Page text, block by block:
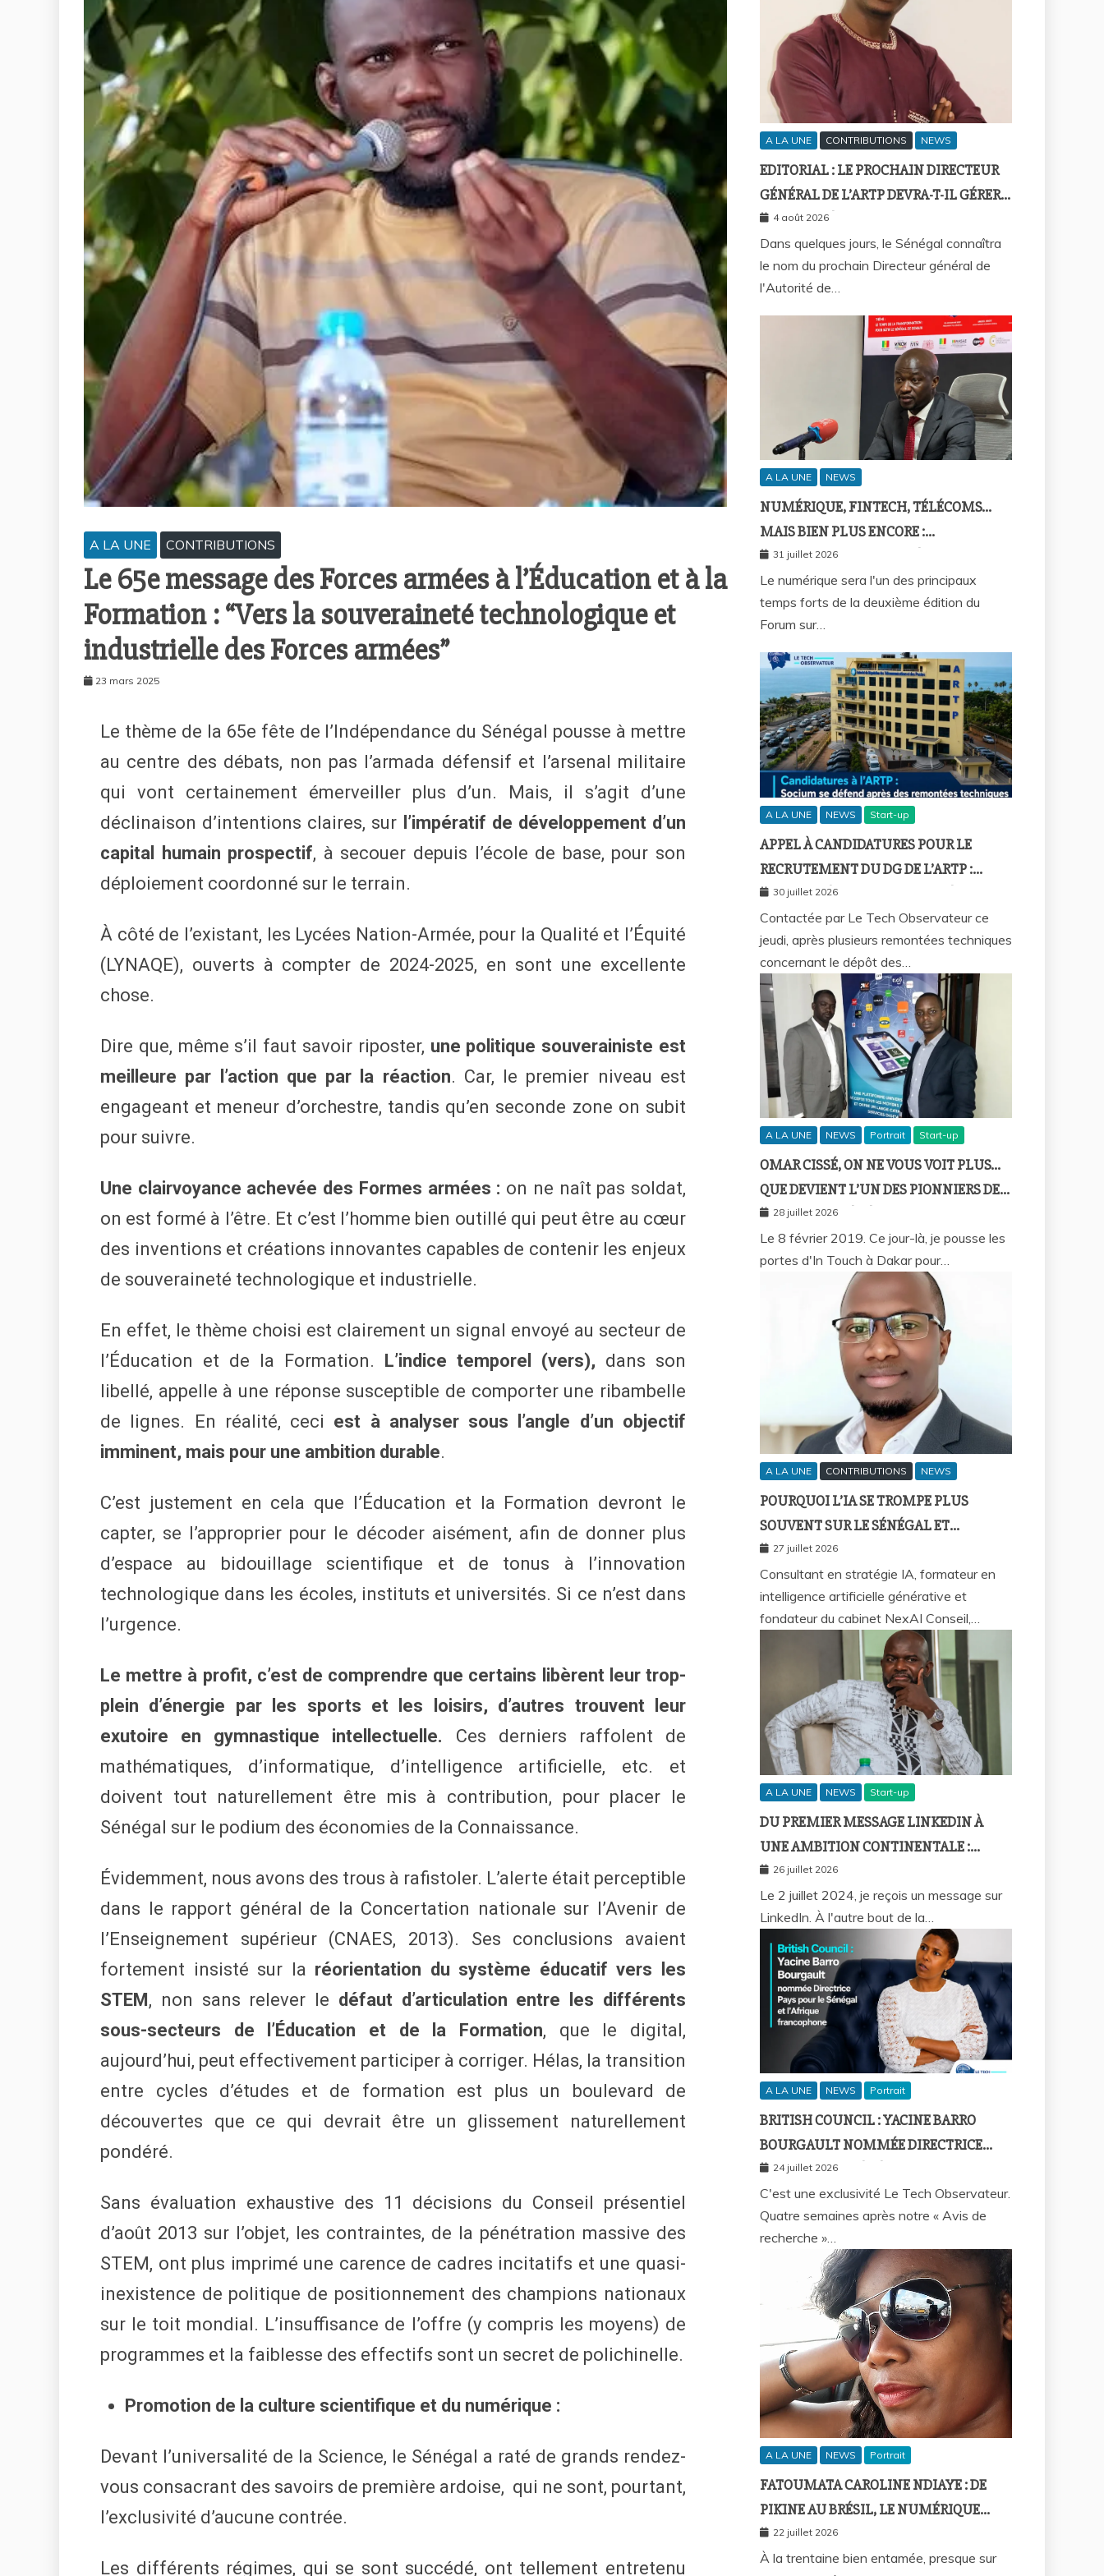
A LA UNE CONTRIBUTIONS
Le 65e message des Forces armées à l’Éducation et à la
Formation : “Vers la souveraineté technologique et
industrielle des Forces armées”
23 mars 2025
Le thème de la 65e fête de l’Indépendance du Sénégal pousse à mettre
au centre des débats, non pas l’armada défensif et l’arsenal militaire
qui vont certainement émerveiller plus d’un. Mais, il s’agit d’une
déclinaison d’intentions claires, sur l’impératif de développement d’un
capital humain prospectif, à secouer depuis l’école de base, pour son
déploiement coordonné sur le terrain.
À côté de l’existant, les Lycées Nation-Armée, pour la Qualité et l’Équité
(LYNAQE), ouverts à compter de 2024-2025, en sont une excellente
chose.
Dire que, même s’il faut savoir riposter, une politique souverainiste est
meilleure par l’action que par la réaction. Car, le premier niveau est
engageant et meneur d’orchestre, tandis qu’en seconde zone on subit
pour suivre.
Une clairvoyance achevée des Formes armées : on ne naît pas soldat,
on est formé à l’être. Et c’est l’homme bien outillé qui peut être au cœur
des inventions et créations innovantes capables de contenir les enjeux
de souveraineté technologique et industrielle.
En effet, le thème choisi est clairement un signal envoyé au secteur de
l’Éducation et de la Formation. L’indice temporel (vers), dans son
libellé, appelle à une réponse susceptible de comporter une ribambelle
de lignes. En réalité, ceci est à analyser sous l’angle d’un objectif
imminent, mais pour une ambition durable.
C’est justement en cela que l’Éducation et la Formation devront le
capter, se l’approprier pour le décoder aisément, afin de donner plus
d’espace au bidouillage scientifique et de tonus à l’innovation
technologique dans les écoles, instituts et universités. Si ce n’est dans
l’urgence.
Le mettre à profit, c’est de comprendre que certains libèrent leur trop-
plein d’énergie par les sports et les loisirs, d’autres trouvent leur
exutoire en gymnastique intellectuelle. Ces derniers raffolent de
mathématiques, d’informatique, d’intelligence artificielle, etc. et
doivent tout naturellement être mis à contribution, pour placer le
Sénégal sur le podium des économies de la Connaissance.
Évidemment, nous avons des trous à rafistoler. L’alerte était perceptible
dans le rapport général de la Concertation nationale sur l’Avenir de
l’Enseignement supérieur (CNAES, 2013). Ses conclusions avaient
fortement insisté sur la réorientation du système éducatif vers les
STEM, non sans relever le défaut d’articulation entre les différents
sous-secteurs de l’Éducation et de la Formation, que le digital,
aujourd’hui, peut effectivement participer à corriger. Hélas, la transition
entre cycles d’études et de formation est plus un boulevard de
découvertes que ce qui devrait être un glissement naturellement
pondéré.
Sans évaluation exhaustive des 11 décisions du Conseil présentiel
d’août 2013 sur l’objet, les contraintes, de la pénétration massive des
STEM, ont plus imprimé une carence de cadres incitatifs et une quasi-
inexistence de politique de positionnement des champions nationaux
sur le toit mondial. L’insuffisance de l’offre (y compris les moyens) de
programmes et la faiblesse des effectifs sont un secret de polichinelle.
Promotion de la culture scientifique et du numérique :
Devant l’universalité de la Science, le Sénégal a raté de grands rendez-
vous consacrant des savoirs de première ardoise, qui ne sont, pourtant,
l’exclusivité d’aucune contrée.
Les différents régimes, qui se sont succédé, ont tellement entretenu
A LA UNE CONTRIBUTIONS NEWS
EDITORIAL : LE PROCHAIN DIRECTEUR
GÉNÉRAL DE L’ARTP DEVRA-T-IL GÉRER
LE MARCHÉ D’HIER OU CELUI DE
DEMAIN ?
4 août 2026
Dans quelques jours, le Sénégal connaîtra
le nom du prochain Directeur général de
l'Autorité de…
A LA UNE NEWS
NUMÉRIQUE, FINTECH, TÉLÉCOMS…
MAIS BIEN PLUS ENCORE :
SEPTAFRIQUE GROUPE RÉUNIRA LE
GOTHA DE L’ÉCONOMIE SÉNÉGALAISE
LE 10 AOÛT À DAKAR
31 juillet 2026
Le numérique sera l'un des principaux
temps forts de la deuxième édition du
Forum sur…
A LA UNE NEWS Start-up
APPEL À CANDIDATURES POUR LE
RECRUTEMENT DU DG DE L’ARTP :
SOCIUM DÉFEND LA FIABILITÉ DE SA
PLATEFORME MALGRÉ PLUSIEURS
REMONTÉES TECHNIQUES
30 juillet 2026
Contactée par Le Tech Observateur ce
jeudi, après plusieurs remontées techniques
concernant le dépôt des…
A LA UNE NEWS Portrait Start-up
OMAR CISSÉ, ON NE VOUS VOIT PLUS…
QUE DEVIENT L’UN DES PIONNIERS DE
LA FINTECH SÉNÉGALAISE ?
28 juillet 2026
Le 8 février 2019. Ce jour-là, je pousse les
portes d'In Touch à Dakar pour…
A LA UNE CONTRIBUTIONS NEWS
POURQUOI L’IA SE TROMPE PLUS
SOUVENT SUR LE SÉNÉGAL ET
COMMENT REPRENDRE LA MAIN ?
27 juillet 2026
Consultant en stratégie IA, formateur en
intelligence artificielle générative et
fondateur du cabinet NexAI Conseil,…
A LA UNE NEWS Start-up
DU PREMIER MESSAGE LINKEDIN À
UNE AMBITION CONTINENTALE :
L’HISTOIRE CONTINUE AVEC BIRAHIM
FALL ET BICTORYS
26 juillet 2026
Le 2 juillet 2024, je reçois un message sur
LinkedIn. À l'autre bout de la…
A LA UNE NEWS Portrait
BRITISH COUNCIL : YACINE BARRO
BOURGAULT NOMMÉE DIRECTRICE
PAYS POUR LE SÉNÉGAL ET L’AFRIQUE
FRANCOPHONE
24 juillet 2026
C'est une exclusivité Le Tech Observateur.
Quatre semaines après notre « Avis de
recherche »…
A LA UNE NEWS Portrait
FATOUMATA CAROLINE NDIAYE : DE
PIKINE AU BRÉSIL, LE NUMÉRIQUE
COMME FIL D’UNE VIE SANS
FRONTIÈRES
22 juillet 2026
À la trentaine bien entamée, presque sur